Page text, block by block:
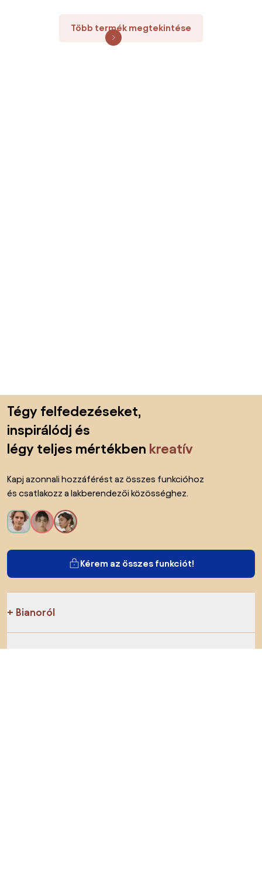
Több termék megtekintése
Tégy felfedezéseket,
inspirálódj és
légy teljes mértékben kreatív
Kapj azonnali hozzáférést az összes funkcióhoz
és csatlakozz a lakberendezői közösséghez.
Kérem az összes funkciót!
Bianoról